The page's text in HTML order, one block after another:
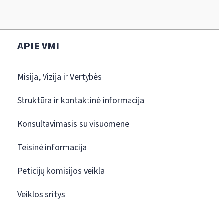
APIE VMI
Misija, Vizija ir Vertybės
Struktūra ir kontaktinė informacija
Konsultavimasis su visuomene
Teisinė informacija
Peticijų komisijos veikla
Veiklos sritys